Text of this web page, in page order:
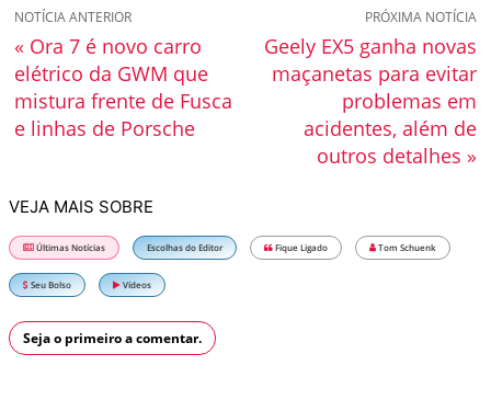
PRÓXIMA NOTÍCIA
Geely EX5 ganha novas
maçanetas para evitar
problemas em
acidentes, além de
outros detalhes »
NOTÍCIA ANTERIOR
« Ora 7 é novo carro
elétrico da GWM que
mistura frente de Fusca
e linhas de Porsche
VEJA MAIS SOBRE
Últimas Notícias Escolhas do Editor Fique Ligado Tom Schuenk
Seu Bolso Vídeos
Seja o primeiro a comentar.